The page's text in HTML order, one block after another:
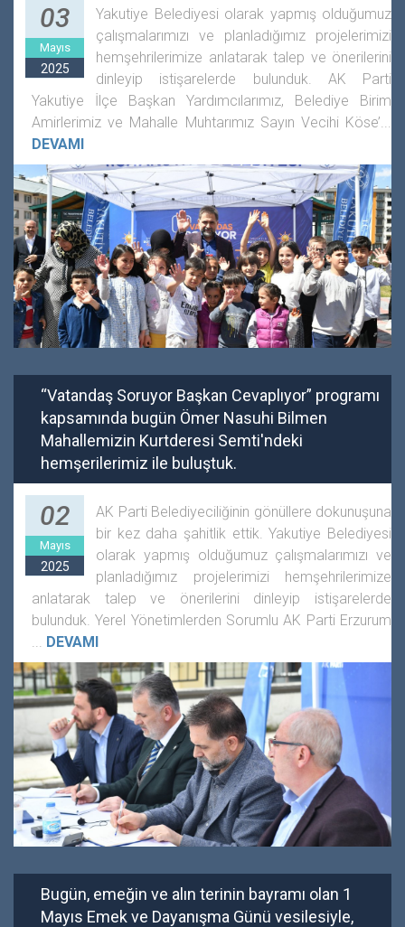
03
Mayıs
2025
Yakutiye Belediyesi olarak yapmış olduğumuz
çalışmalarımızı ve planladığımız projelerimizi
hemşehrilerimize anlatarak talep ve önerilerini
dinleyip istişarelerde bulunduk. AK Parti
Yakutiye İlçe Başkan Yardımcılarımız, Belediye Birim
Amirlerimiz ve Mahalle Muhtarımız Sayın Vecihi Köse’...
DEVAMI
“Vatandaş Soruyor Başkan Cevaplıyor” programı
kapsamında bugün Ömer Nasuhi Bilmen
Mahallemizin Kurtderesi Semti'ndeki
hemşerilerimiz ile buluştuk.
02
Mayıs
2025
AK Parti Belediyeciliğinin gönüllere dokunuşuna
bir kez daha şahitlik ettik. Yakutiye Belediyesi
olarak yapmış olduğumuz çalışmalarımızı ve
planladığımız projelerimizi hemşehrilerimize
anlatarak talep ve önerilerini dinleyip istişarelerde
bulunduk. Yerel Yönetimlerden Sorumlu AK Parti Erzurum
... DEVAMI
Bugün, emeğin ve alın terinin bayramı olan 1
Mayıs Emek ve Dayanışma Günü vesilesiyle,